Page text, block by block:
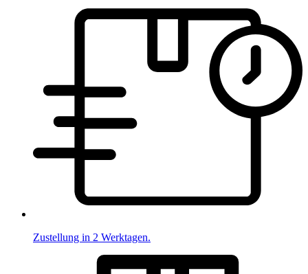
Zustellung in 2 Werktagen.